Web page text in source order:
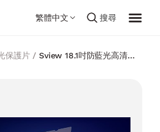
繁體中文 搜尋
保護片/Sview 18.1吋防藍光高清電